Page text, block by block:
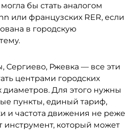
бы стать аналогом
или французских RER, если
в городскую
Ржевка — все эти
центрами городских
Для этого нужны
пункты, единый тариф,
и частота движения не реже
инструмент, который может